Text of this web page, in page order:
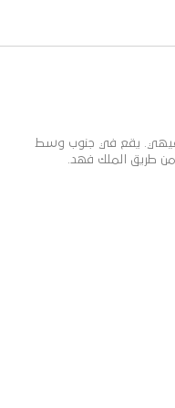
يقع في جنوب وسط
طريق الملك فهد.